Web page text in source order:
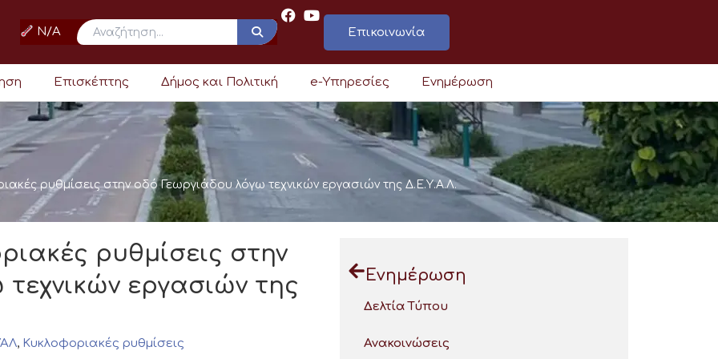
N/A Επικοινωνία
Επισκέπτης Δήμος και Πολιτική e-Υπηρεσίες Ενημέρωση
ρυθμίσεις στην οδό Γεωργιάδου λόγω τεχνικών εργασιών της Δ.Ε.Υ.Α.Λ.
ρυθμίσεις στην
εργασιών της
, Κυκλοφοριακές ρυθμίσεις
Ενημέρωση
Δελτία Τύπου
Ανακοινώσεις